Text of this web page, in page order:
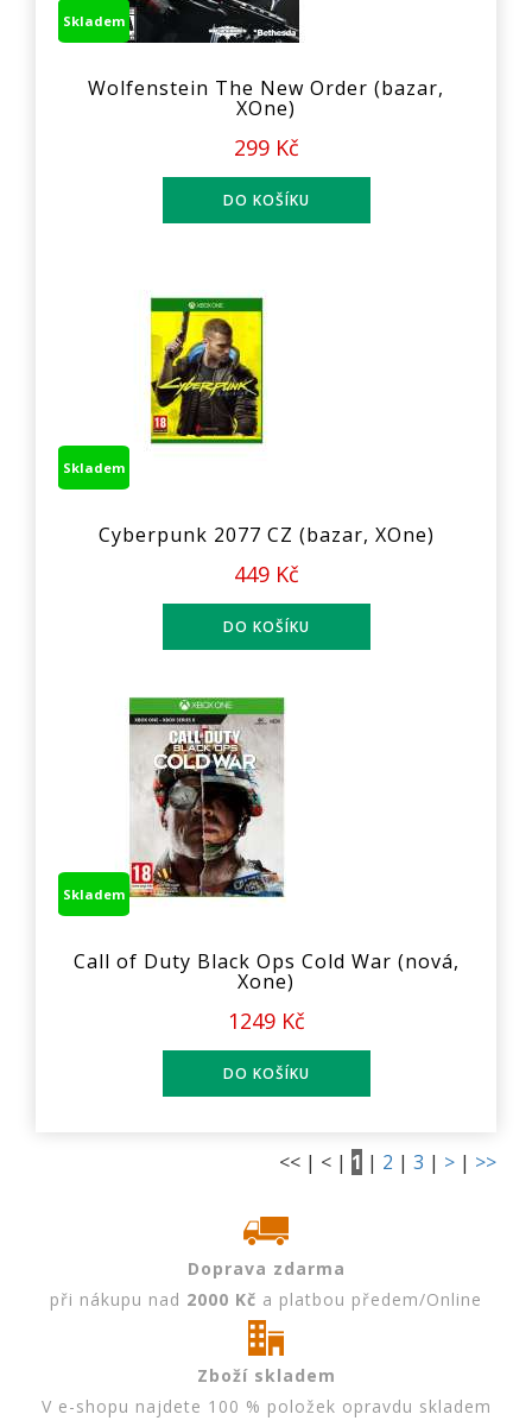
Skladem
Wolfenstein The New Order (bazar,
XOne)
299 Kč
Skladem
Cyberpunk 2077 CZ (bazar, XOne)
449 Kč
Skladem
Call of Duty Black Ops Cold War (nová,
Xone)
1249 Kč
<< | < | 1 | 2 | 3 | > | >>
Doprava zdarma
při nákupu nad 2000 Kč a platbou předem/Online
Zboží skladem
V e-shopu najdete 100 % položek opravdu skladem